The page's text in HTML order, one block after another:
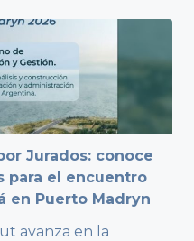
Jurados: conoce
para el encuentro
en Puerto Madryn
avanza en la